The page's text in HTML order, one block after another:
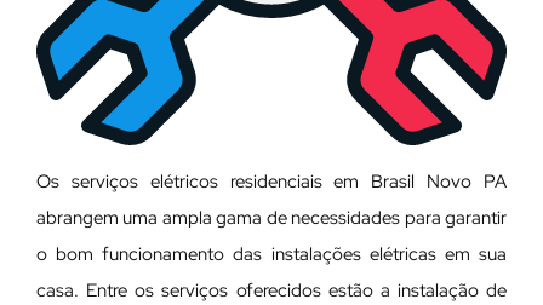
Os serviços elétricos residenciais em Brasil Novo PA
abrangem uma ampla gama de necessidades para garantir
o bom funcionamento das instalações elétricas em sua
casa. Entre os serviços oferecidos estão a instalação de